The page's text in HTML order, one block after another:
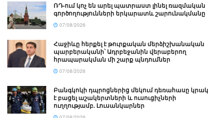
ՌԴ-ում կոչ են արել պատրաստ լինել ռազմական
գործողությունների երկարատև շարունակմանը
07/08/2026
Հաջիևը հերքել է թուրքական մերձիշխանական
պարբերականի՝ Ադրբեջանին վերաբերող
հրապարակման մի շարք պնդումներ
07/08/2026
Բանգկոկի դպրոցներից մեկում դեռահասը կրակ
է բացել աշակերտների և ուսուցիչների
ուղղությամբ. Լուսանկարներ